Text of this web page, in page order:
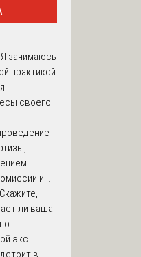
Я занимаюсь
практикой
своего
и...
ли ваша
экс...
в